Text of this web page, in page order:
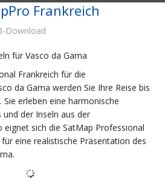
Frankreich
Download
für Vasco da Gama
Frankreich für die
da Gama werden Sie Ihre Reise bis
erleben eine harmonische
der Inseln aus der
eignet sich die SatMap Professional
eine realistische Präsentation des